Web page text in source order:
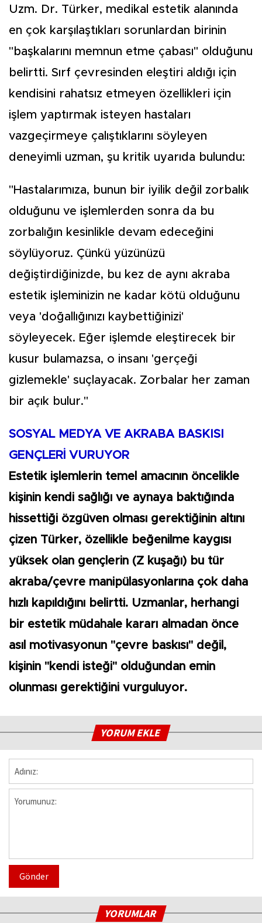
Uzm. Dr. Türker, medikal estetik alanında
en çok karşılaştıkları sorunlardan birinin
"başkalarını memnun etme çabası" olduğunu
belirtti. Sırf çevresinden eleştiri aldığı için
kendisini rahatsız etmeyen özellikleri için
işlem yaptırmak isteyen hastaları
vazgeçirmeye çalıştıklarını söyleyen
deneyimli uzman, şu kritik uyarıda bulundu:
"Hastalarımıza, bunun bir iyilik değil zorbalık
olduğunu ve işlemlerden sonra da bu
zorbalığın kesinlikle devam edeceğini
söylüyoruz. Çünkü yüzünüzü
değiştirdiğinizde, bu kez de aynı akraba
estetik işleminizin ne kadar kötü olduğunu
veya 'doğallığınızı kaybettiğinizi'
söyleyecek. Eğer işlemde eleştirecek bir
kusur bulamazsa, o insanı 'gerçeği
gizlemekle' suçlayacak. Zorbalar her zaman
bir açık bulur."
SOSYAL MEDYA VE AKRABA BASKISI
GENÇLERİ VURUYOR
Estetik işlemlerin temel amacının öncelikle
kişinin kendi sağlığı ve aynaya baktığında
hissettiği özgüven olması gerektiğinin altını
çizen Türker, özellikle beğenilme kaygısı
yüksek olan gençlerin (Z kuşağı) bu tür
akraba/çevre manipülasyonlarına çok daha
hızlı kapıldığını belirtti. Uzmanlar, herhangi
bir estetik müdahale kararı almadan önce
asıl motivasyonun "çevre baskısı" değil,
kişinin "kendi isteği" olduğundan emin
olunması gerektiğini vurguluyor.
YORUM EKLE
Gönder
YORUMLAR